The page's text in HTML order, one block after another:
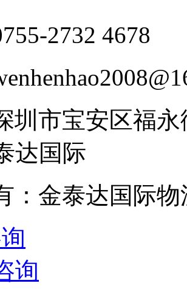
2732 4678
圳市宝安区福
达国际
：金泰达国际物
询